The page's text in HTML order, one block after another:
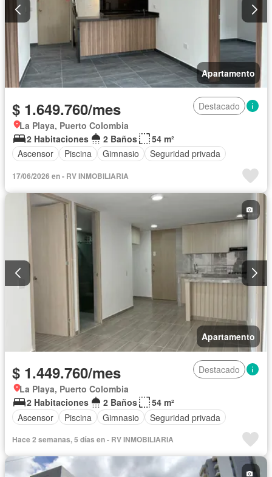
Apartamento
$ 1.649.760/mes
Destacado
La Playa, Puerto Colombia
2 Habitaciones
2 Baños
54 m²
Ascensor
Piscina Gimnasio Seguridad privada
17/06/2026 en - RV INMOBILIARIA
Apartamento
$ 1.449.760/mes
Destacado
La Playa, Puerto Colombia
2 Habitaciones
2 Baños
54 m²
Ascensor
Piscina Gimnasio Seguridad privada
Hace 2 semanas, 5 días en - RV INMOBILIARIA